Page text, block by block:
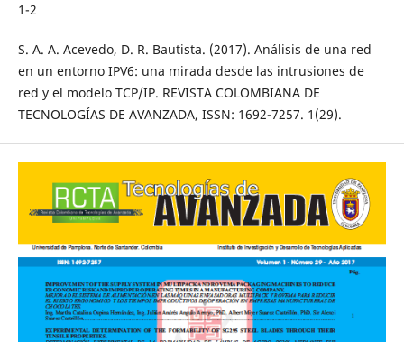
1-2
S. A. A. Acevedo, D. R. Bautista. (2017). Análisis de una red
en un entorno IPV6: una mirada desde las intrusiones de
red y el modelo TCP/IP. REVISTA COLOMBIANA DE
TECNOLOGÍAS DE AVANZADA, ISSN: 1692-7257. 1(29).